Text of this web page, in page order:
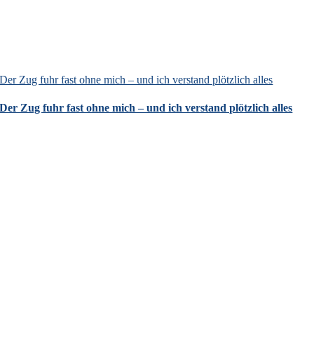
Der Zug fuhr fast ohne mich – und ich verstand plötzlich alles
Der Zug fuhr fast ohne mich – und ich verstand plötzlich alles